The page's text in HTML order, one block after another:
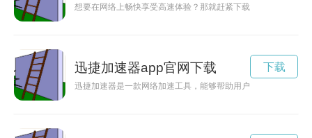
想要在网络上畅快享受高速体验？那就赶紧下载雷轰加速器app
迅捷加速器app官网下载
迅捷加速器是一款网络加速工具，能够帮助用户突破网络限制
下载